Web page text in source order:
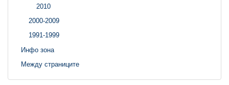
2010
2000-2009
1991-1999
Инфо зона
Между страниците